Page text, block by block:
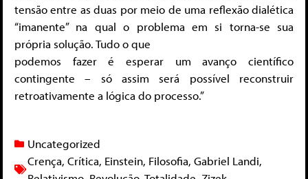
tensão entre as duas por meio de uma reflexão dialética
“imanente” na qual o problema em si torna-se sua
própria solução. Tudo o que
podemos fazer é esperar um avanço científico
contingente – só assim será possível reconstruir
retroativamente a lógica do processo.”
Uncategorized
Crença, Crítica, Einstein, Filosofia, Gabriel Landi,